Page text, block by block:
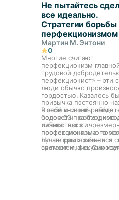
Не пытайтесь
все идеально.
Стратегии борьбы
перфекционизмом
Мартин М. Энтони
0
Многие считают
перфекционизм главной
трудовой
перфекционист» – эти
люди обычно
гордостью. Казалось бы,
привычка постоянно
в себе и своей работе
недочеты необходима
личностного и
профессионального
Но авторы этой книги
считают иначе. Они
В этой книге вы
более 50 практик,
избавят вас от
перфекционизма:
лучше распоряжаться
временем,